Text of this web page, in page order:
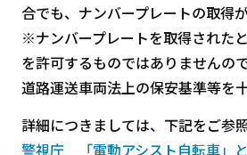
合でも、ナンバープレートの取得が
※ナンバープレートを取得された
を許可するものではありませんの
道路運送車両法上の保安基準等を
詳細につきましては、下記をご参
警視庁 「電動アシスト自転車」